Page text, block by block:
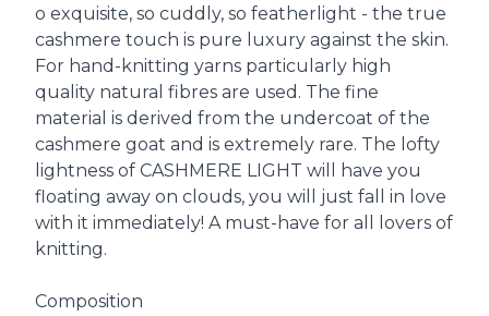
Description
o exquisite, so cuddly, so featherlight - the true
cashmere touch is pure luxury against the skin.
For hand-knitting yarns particularly high
quality natural fibres are used. The fine
material is derived from the undercoat of the
cashmere goat and is extremely rare. The lofty
lightness of CASHMERE LIGHT will have you
floating away on clouds, you will just fall in love
with it immediately! A must-have for all lovers of
knitting.
Composition